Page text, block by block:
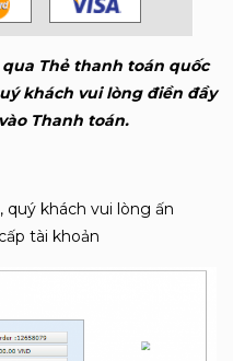
Thẻ thanh toán quốc
khách vui lòng điền đầy
Thanh toán.
khách vui lòng ấn
tài khoản